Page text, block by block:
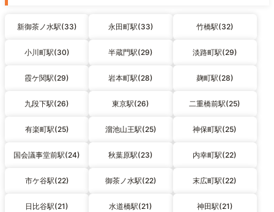
新御茶ノ水駅(33) 永田町駅(33) 竹橋駅(32)
小川町駅(30) 半蔵門駅(29) 淡路町駅(29)
霞ケ関駅(29) 岩本町駅(28) 麹町駅(28)
九段下駅(26) 東京駅(26) 二重橋前駅(25)
有楽町駅(25) 溜池山王駅(25) 神保町駅(25)
国会議事堂前駅(24) 秋葉原駅(23) 内幸町駅(22)
市ケ谷駅(22) 御茶ノ水駅(22) 末広町駅(22)
日比谷駅(21) 水道橋駅(21) 神田駅(21)